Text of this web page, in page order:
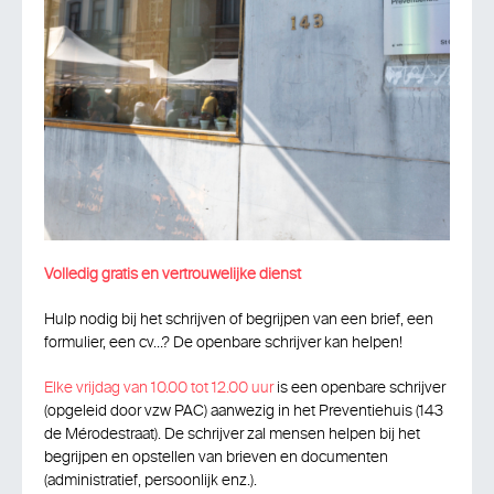
Volledig gratis en vertrouwelijke dienst
Hulp nodig bij het schrijven of begrijpen van een brief, een
formulier, een cv…? De openbare schrijver kan helpen!
Elke vrijdag van 10.00 tot 12.00 uuris een openbare schrijver
(opgeleid door vzw PAC) aanwezig in het Preventiehuis (143
de Mérodestraat). De schrijver zal mensen helpen bij het
begrijpen en opstellen van brieven en documenten
(administratief, persoonlijk enz.).